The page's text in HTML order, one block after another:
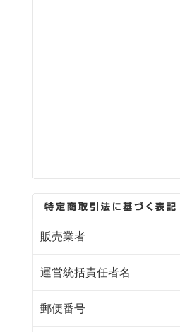
販売業者
運営統括責任者名
郵便番号